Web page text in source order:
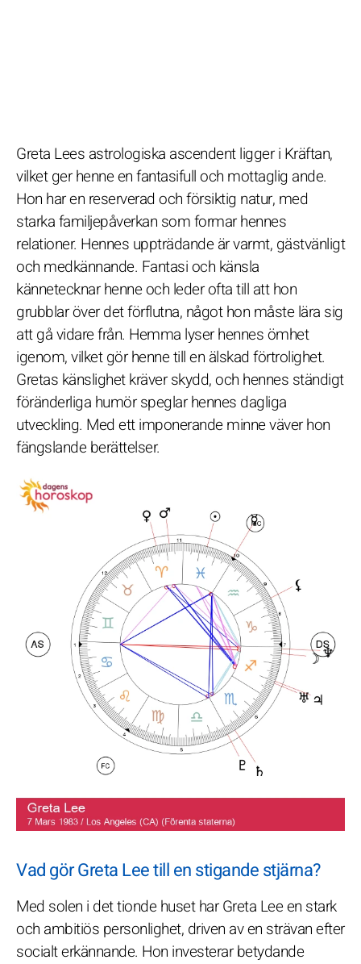
Greta Lees astrologiska ascendent ligger i Kräftan,
vilket ger henne en fantasifull och mottaglig ande.
Hon har en reserverad och försiktig natur, med
starka familjepåverkan som formar hennes
relationer. Hennes uppträdande är varmt, gästvänligt
och medkännande. Fantasi och känsla
kännetecknar henne och leder ofta till att hon
grubblar över det förflutna, något hon måste lära sig
att gå vidare från. Hemma lyser hennes ömhet
igenom, vilket gör henne till en älskad förtrolighet.
Gretas känslighet kräver skydd, och hennes ständigt
föränderliga humör speglar hennes dagliga
utveckling. Med ett imponerande minne väver hon
fängslande berättelser.
Vad gör Greta Lee till en stigande stjärna?
Med solen i det tionde huset har Greta Lee en stark
och ambitiös personlighet, driven av en strävan efter
socialt erkännande. Hon investerar betydande